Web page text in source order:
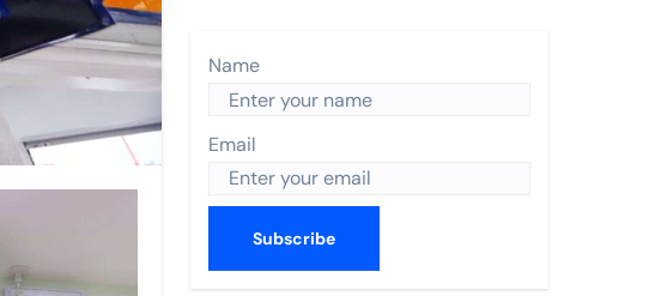
A BORDO
un hotel
del Turismo en The Town
TURÍSTICO 2026
Name
Email